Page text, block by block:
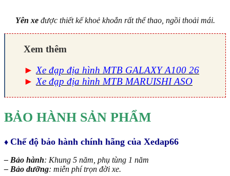
Yên xeđược thiết kế khoẻ khoắn rất thể thao, ngồi thoải mái.
Xem thêm
► Xe đạp địa hình MTB GALAXY A100 26
► Xe đạp địa hình MTB MARUISHI ASO
BẢO HÀNH SẢN PHẨM
♦ Chế độ bảo hành chính hãng của Xedap66
– Bảo hành: Khung 5 năm, phụ tùng 1 năm
– Bảo dưỡng: miễn phí trọn đời xe.